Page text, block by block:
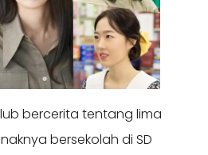
bercerita tentang lima
bersekolah di SD